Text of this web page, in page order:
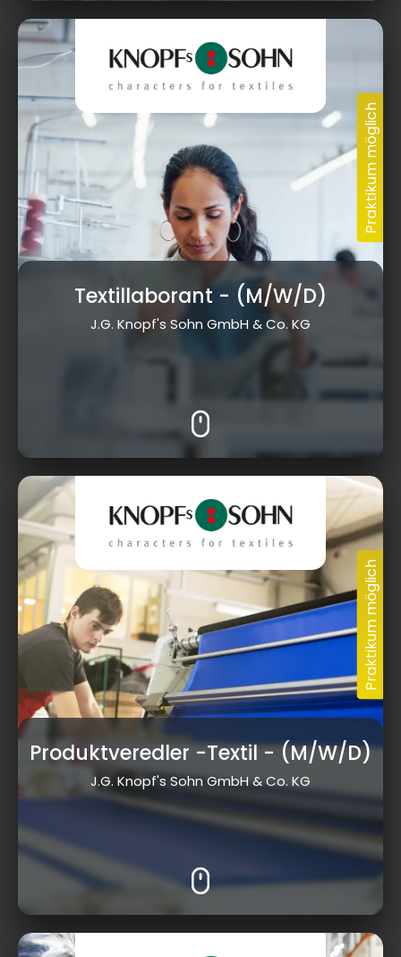
Textillaborant - (M/W/D)
J.G. Knopf's Sohn GmbH & Co. KG
Produktveredler -Textil- (M/W/D)
J.G. Knopf's Sohn GmbH & Co. KG